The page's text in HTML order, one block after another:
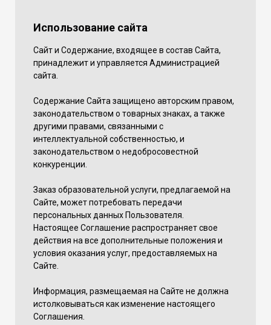
Использование сайта
Сайт и Содержание, входящее в состав Сайта,
принадлежит и управляется Администрацией
сайта.
Содержание Сайта защищено авторским правом,
законодательством о товарных знаках, а также
другими правами, связанными с
интеллектуальной собственностью, и
законодательством о недобросовестной
конкуренции.
Заказ образовательной услуги, предлагаемой на
Сайте, может потребовать передачи
персональных данных Пользователя.
Настоящее Соглашение распространяет свое
действия на все дополнительные положения и
условия оказания услуг, предоставляемых на
Сайте.
Информация, размещаемая на Сайте не должна
истолковываться как изменение настоящего
Соглашения.